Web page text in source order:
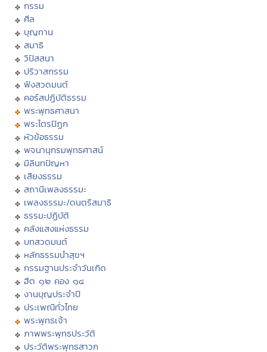
กรรม
ศีล
บุญทาน
สมาธิ
วิปัสสนา
ปริวาสกรรม
ฟังสวดมนต์
คอร์สปฏิบัติธรรม
พระพุทธศาสนา
พระไตรปิฏก
หัวข้อธรรม
พจนานุกรมพุทธศาสน์
มิลินทปัญหา
เสียงธรรม
สถานีเพลงธรรมะ
เพลงธรรมะ/ดนตรีสมาธิ
ธรรมะปฏิบัติ
คลังแสงแห่งธรรม
บทสวดมนต์
หลักธรรมนำสุขฯ
กรรมฐานประจำวันเกิด
ฮีต ๑๒ คอง ๑๔
งานบุญประจำปี
ประเพณีทั่วไทย
พระพุทธเจ้า
ภาพพระพุทธประวัติ
ประวัติพระพุทธสาวก